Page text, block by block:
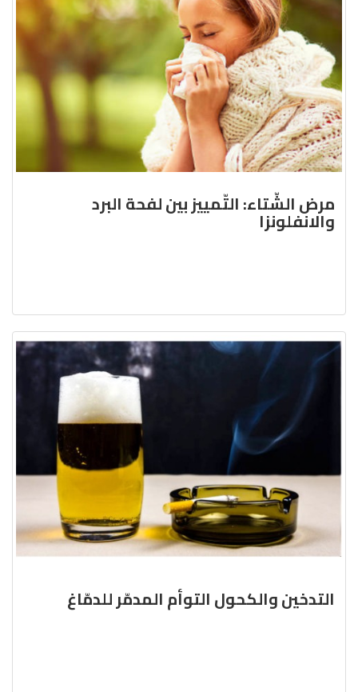
مرض الشّتاء: التّمييز بين لفحة البرد
والانفلونزا
التدخين والكحول التوأم المدمّر للدمّاغ